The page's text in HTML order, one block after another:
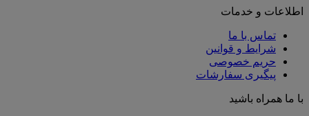
اطلاعات و خدمات
تماس با ما
شرایط و قوانین
حریم خصوصی
پیگیری سفارشات
با ما همراه باشید